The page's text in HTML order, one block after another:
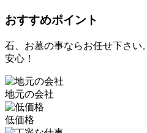
おすすめポイント
石、お墓の事ならお任せ下さい
安心！
地元の会社
低価格